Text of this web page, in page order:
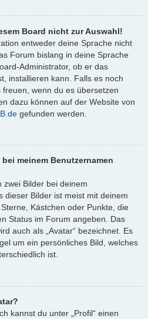
Board nicht zur Auswahl!
entweder deine Sprache nicht
Forum bislang in deine Sprache
Administrator, ob er das
installieren kann. Falls es noch
wenn du es übersetzen
dazu können auf der Website von
gefunden werden.
meinem Benutzernamen
zwei Bilder bei deinem
dieser Bilder ist meist mit deinem
Kästchen oder Punkte, die
Status im Forum angeben. Das
auch als „Avatar“ bezeichnet. Es
um ein persönliches Bild, welches
ist.
kannst du unter „Profil“ einen